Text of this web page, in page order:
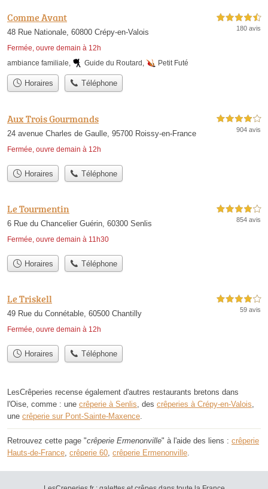
Comme Avant
48 Rue Nationale, 60800 Crépy-en-Valois
Fermée, ouvre demain à 12h
4,5 étoiles sur 5
180 avis
ambiance familiale, Guide du Routard , Petit Futé
Horaires Téléphone
Aux Trois Gourmands
24 avenue Charles de Gaulle, 95700 Roissy-en-France
Fermée, ouvre demain à 12h
4,0 étoiles sur 5
904 avis
Horaires Téléphone
Le Tourmentin
6 Rue du Chancelier Guérin, 60300 Senlis
Fermée, ouvre demain à 11h30
4,0 étoiles sur 5
854 avis
Horaires Téléphone
Le Triskell
49 Rue du Connétable, 60500 Chantilly
Fermée, ouvre demain à 12h
4,0 étoiles sur 5
59 avis
Horaires Téléphone
LesCrêperies recense également d'autres restaurants bretons dans
l'Oise, comme : une crêperie à Senlis , des crêperies à Crépy-en-Valois
une crêperie sur Pont-Sainte-Maxence
Retrouvez cette page "crêperie Ermenonville" à l'aide des liens : crêperie
Hauts-de-France crêperie 60 crêperie Ermenonville